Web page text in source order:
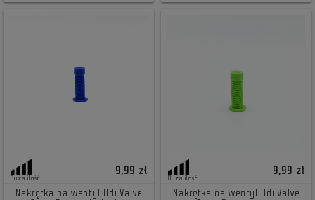
Duża ilość
9,99 zł
Nakrętka na wentyl Odi Valve
Duża ilość
9,99 zł
Nakrętka na wentyl Odi Valve